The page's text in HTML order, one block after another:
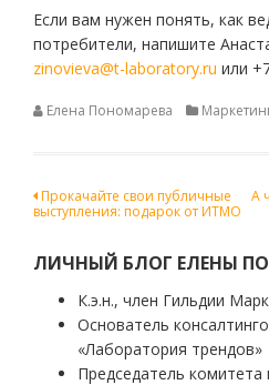
Если вам нужен понять, как
потребители, напишите
zinovieva@t-laboratory.ru или
Елена Пономарева
Навигация
записям
Прокачайте свои публичные
выступления: подарок от ИТМО
А
ЛИЧНЫЙ БЛОГ ЕЛЕНЫ
К.э.н., член Гильдии
Основатель
«Лаборатория трендов»
Председатель комитета